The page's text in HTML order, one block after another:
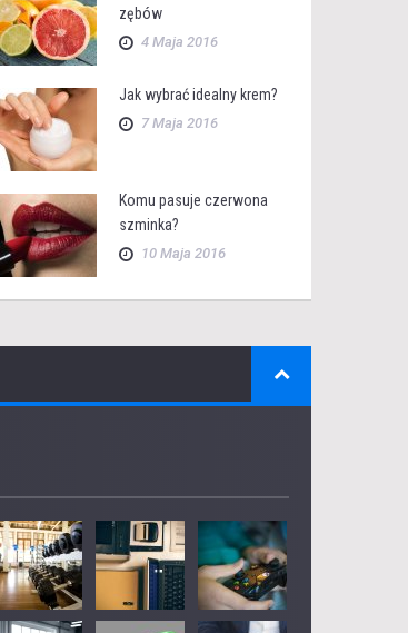
zębów
4 Maja 2016
Jak wybrać idealny krem?
7 Maja 2016
Komu pasuje czerwona
szminka?
10 Maja 2016